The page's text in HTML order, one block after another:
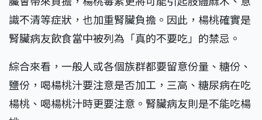
識不清等症狀，也加重腎臟負擔。因此，楊桃確實是
腎臟病友飲食當中被列為「真的不要吃」的禁忌。
綜合來看，一般人或各個族群都要留意份量、糖份、
鹽份，喝楊桃汁要注意是否加工，三高、糖尿病在吃
楊桃、喝楊桃汁時更要注意。腎臟病友則是不能吃楊